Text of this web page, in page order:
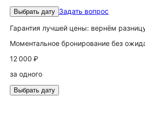
Выбрать дату Задать вопрос
Гарантия лучшей цены: вернём
Моментальное бронирование без
12 000 ₽
за одного
Выбрать дату